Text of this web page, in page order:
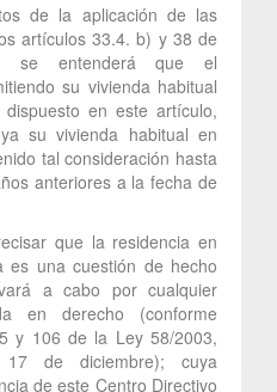
de la aplicación de las
artículos 33.4. b) y 38 de
se entenderá que el
su vivienda habitual
en este artículo,
su vivienda habitual en
tal consideración hasta
anteriores a la fecha de
que la residencia en
es una cuestión de hecho
a cabo por cualquier
en derecho (conforme
y 106 de la Ley 58/2003,
de diciembre); cuya
de este Centro Directivo